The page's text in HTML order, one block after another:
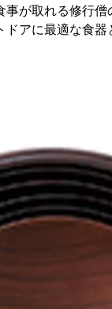
が取れる修行
アに最適な食